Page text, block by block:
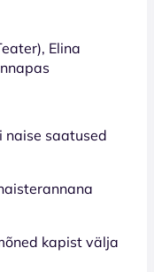
Elina
naise saatused
kapist välja